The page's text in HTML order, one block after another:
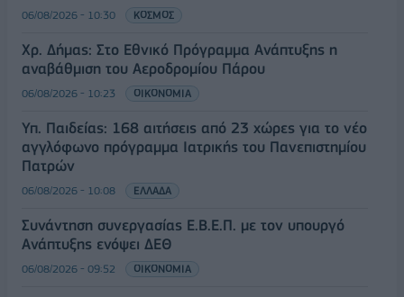
06/08/2026 - 10:30 ΚΟΣΜΟΣ
Χρ. Δήμας: Στο Εθνικό Πρόγραμμα Ανάπτυξης η
αναβάθμιση του Αεροδρομίου Πάρου
06/08/2026 - 10:23 ΟΙΚΟΝΟΜΙΑ
Υπ. Παιδείας: 168 αιτήσεις από 23 χώρες για το νέο
αγγλόφωνο πρόγραμμα Ιατρικής του Πανεπιστημίου
Πατρών
06/08/2026 - 10:08 ΕΛΛΑΔΑ
Συνάντηση συνεργασίας Ε.Β.Ε.Π. με τον υπουργό
Ανάπτυξης ενόψει ΔΕΘ
06/08/2026 - 09:52 ΟΙΚΟΝΟΜΙΑ